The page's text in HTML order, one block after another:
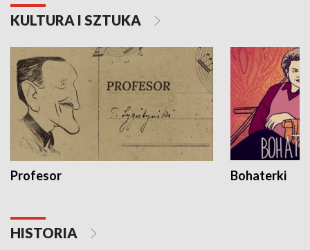
KULTURA I SZTUKA
Profesor Bohaterki
HISTORIA